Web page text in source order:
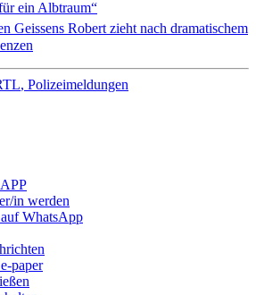
ein Albtraum“
Geissens Robert zieht nach dramatischem
Polizeimeldungen
in werden
WhatsApp
paper